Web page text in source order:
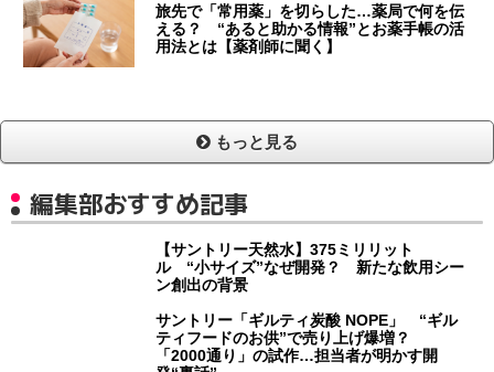
旅先で「常用薬」を切らした…薬局で何を伝
える？ “あると助かる情報”とお薬手帳の活
用法とは【薬剤師に聞く】
もっと見る
編集部おすすめ記事
【サントリー天然水】375ミリリット
ル “小サイズ”なぜ開発？ 新たな飲用シー
ン創出の背景
サントリー「ギルティ炭酸 NOPE」 “ギル
ティフードのお供”で売り上げ爆増？
「2000通り」の試作…担当者が明かす開